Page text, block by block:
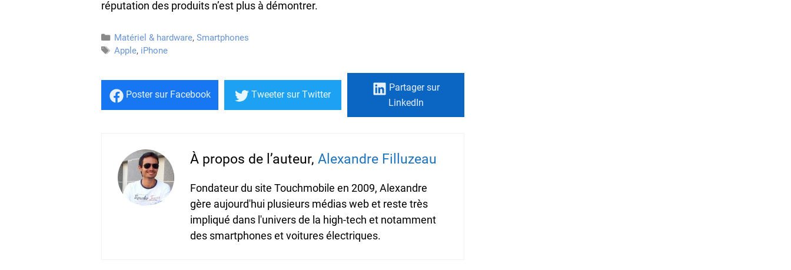
réputation des produits n’est plus à démontrer.
Catégories
Matériel & hardware,Smartphones
Étiquettes
Apple, iPhone
Postersur Facebook Tweetersur Twitter
Partagersur
LinkedIn
À propos de l’auteur, Alexandre Filluzeau
Fondateur du site Touchmobile en 2009, Alexandre
gère aujourd'hui plusieurs médias web et reste très
impliqué dans l'univers de la high-tech et notamment
des smartphones et voitures électriques.